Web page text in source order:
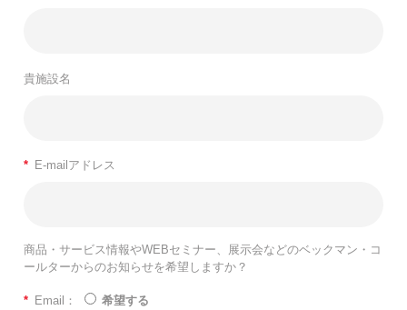
貴施設名
* E-mailアドレス
商品・サービス情報やWEBセミナー、展示会などのベックマン・コ
ールターからのお知らせを希望しますか？
* Email：
希望する